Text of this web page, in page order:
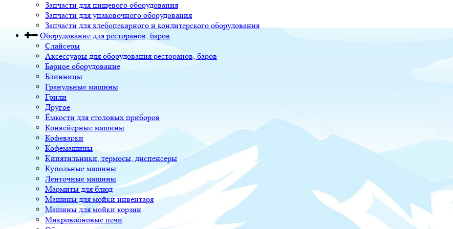
Запчасти для пищевого оборудования
Запчасти для упаковочного оборудования
Запчасти для хлебопекарного и кондитерского оборудования
Оборудование для ресторанов, баров
Слайсеры
Аксессуары для оборудования ресторанов, баров
Барное оборудование
Блинницы
Гранульные машины
Грили
Другое
Ёмкости для столовых приборов
Конвейерные машины
Кофеварки
Кофемашины
Кипятильники, термосы, диспенсеры
Купольные машины
Ленточные машины
Мармиты для блюд
Машины для мойки инвентаря
Машины для мойки корзин
Микроволновые печи